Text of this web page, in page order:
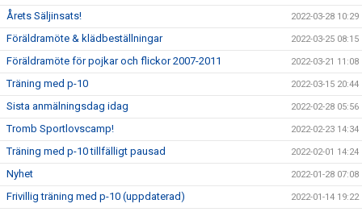
Årets Säljinsats! 2022-03-28 10:29
Föräldramöte & klädbeställningar 2022-03-25 08:15
Föräldramöte för pojkar och flickor 2007-2011 2022-03-21 11:08
Träning med p-10 2022-03-15 20:44
Sista anmälningsdag idag 2022-02-28 05:56
Tromb Sportlovscamp! 2022-02-23 14:34
Träning med p-10 tillfälligt pausad 2022-02-01 14:24
Nyhet 2022-01-28 07:08
Frivillig träning med p-10 (uppdaterad) 2022-01-14 19:22